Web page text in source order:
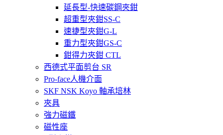
延長型-快速碳鋼夾鉗
超重型夾鉗SS-C
速捷型夾鉗G-L
重力型夾鉗GS-C
鉗得力夾鉗 CTL
西德式平面剪台 SR
Pro-face人機介面
SKF NSK Koyo 軸承培林
夾具
強力磁鐵
磁性座